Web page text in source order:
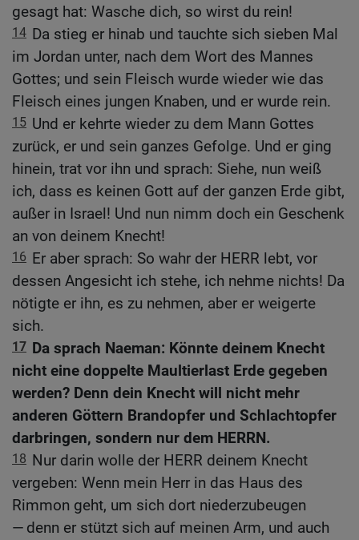
gesagt hat: Wasche dich, so wirst du rein!
14 Da stieg er hinab und tauchte sich sieben Mal
im Jordan unter, nach dem Wort des Mannes
Gottes; und sein Fleisch wurde wieder wie das
Fleisch eines jungen Knaben, und er wurde rein.
15 Und er kehrte wieder zu dem Mann Gottes
zurück, er und sein ganzes Gefolge. Und er ging
hinein, trat vor ihn und sprach: Siehe, nun weiß
ich, dass es keinen Gott auf der ganzen Erde gibt,
außer in Israel! Und nun nimm doch ein Geschenk
an von deinem Knecht!
16 Er aber sprach: So wahr der HERR lebt, vor
dessen Angesicht ich stehe, ich nehme nichts! Da
nötigte er ihn, es zu nehmen, aber er weigerte
sich.
17 Da sprach Naeman: Könnte deinem Knecht
nicht eine doppelte Maultierlast Erde gegeben
werden? Denn dein Knecht will nicht mehr
anderen Göttern Brandopfer und Schlachtopfer
darbringen, sondern nur dem HERRN.
18 Nur darin wolle der HERR deinem Knecht
vergeben: Wenn mein Herr in das Haus des
Rimmon geht, um sich dort niederzubeugen
— denn er stützt sich auf meinen Arm, und auch